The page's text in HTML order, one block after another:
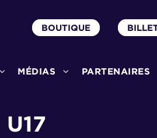
BOUTIQUE
MÉDIAS PARTENAIRES
U17